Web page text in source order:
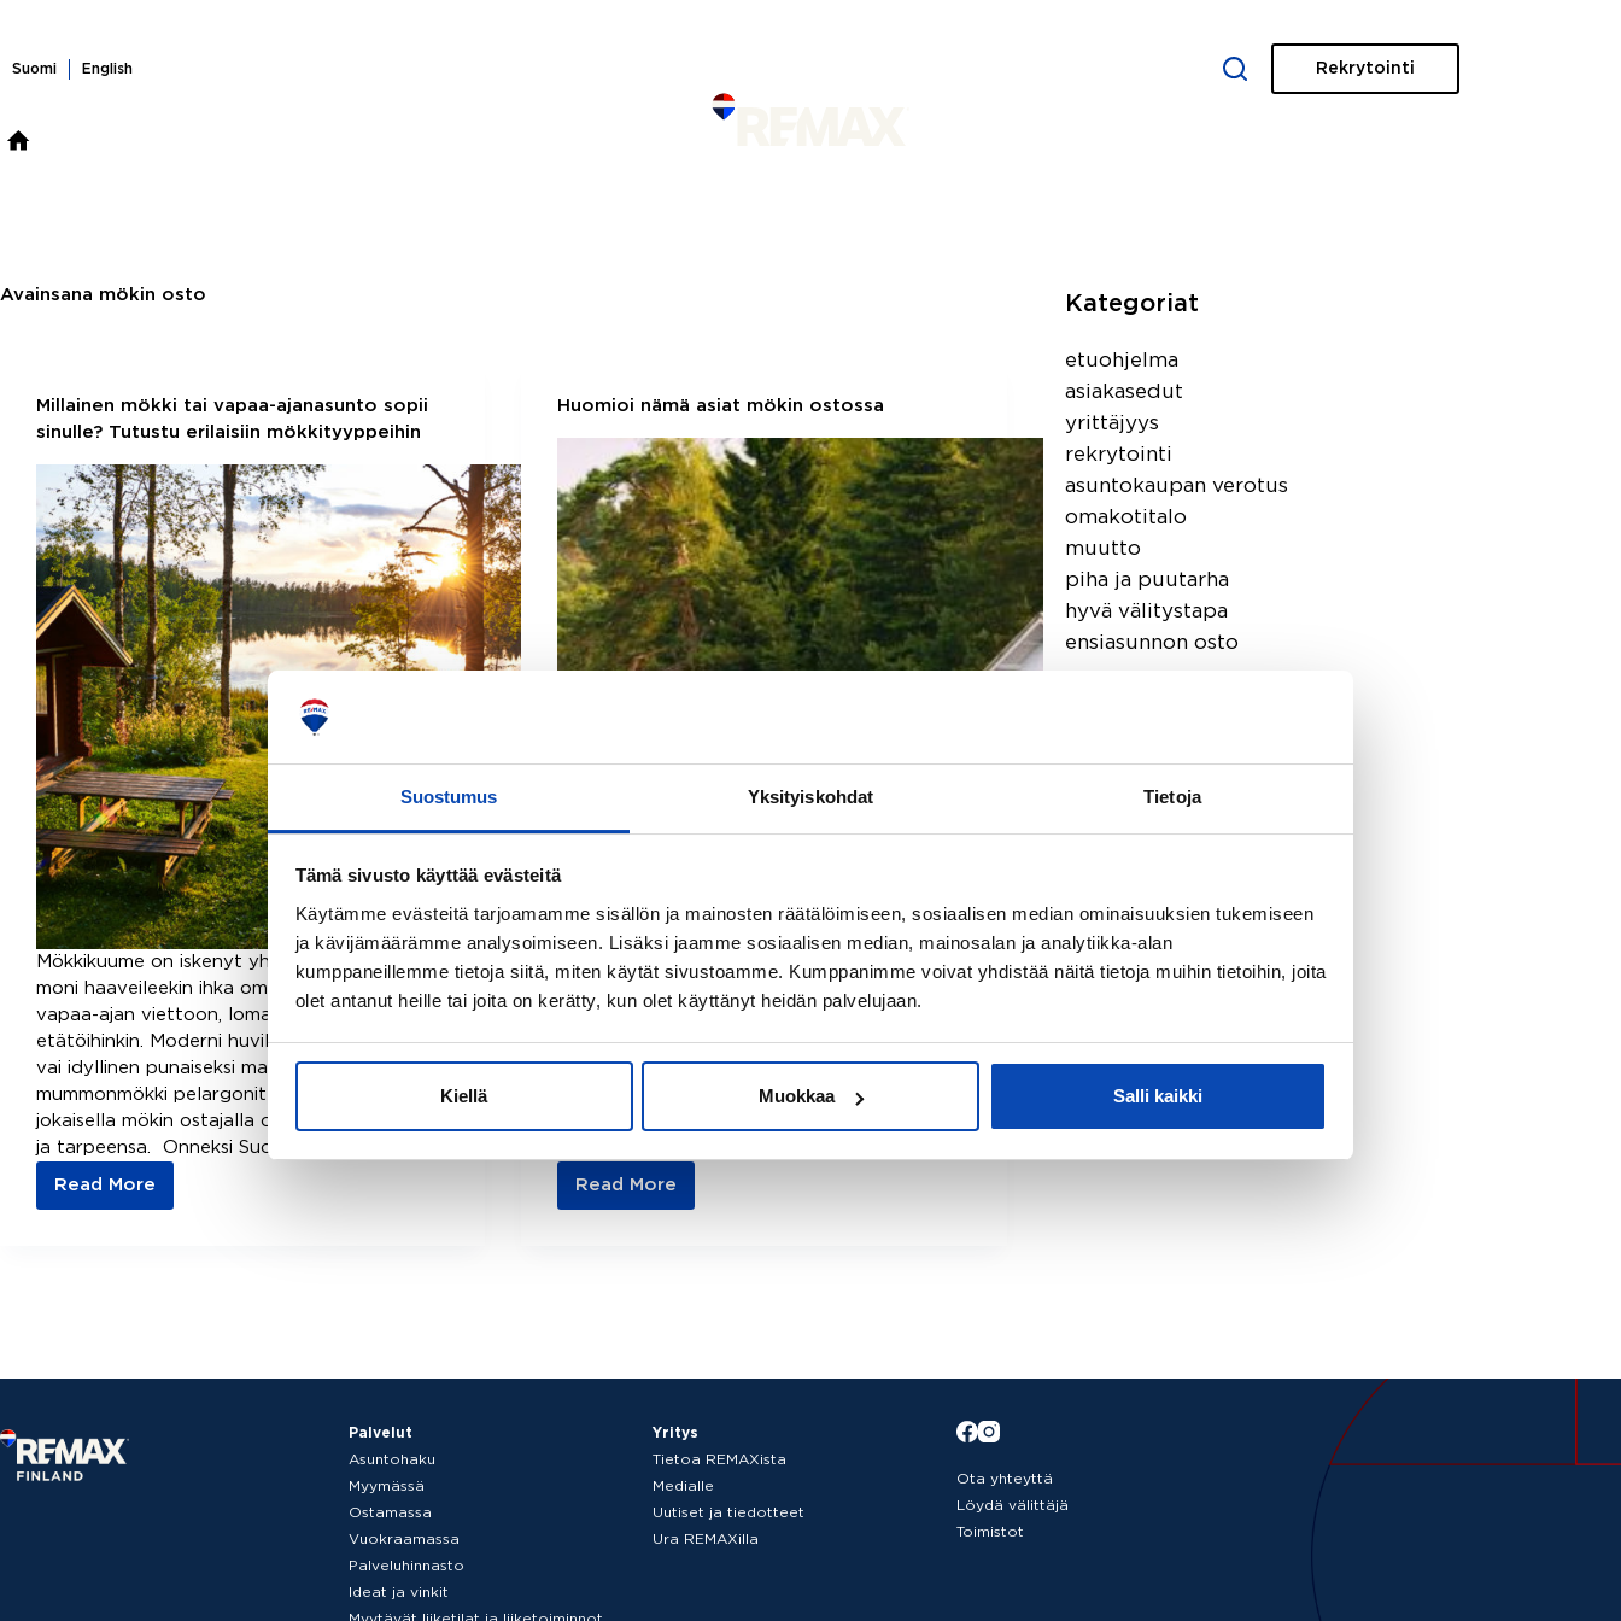
Suostumus Yksityiskohdat Tietoja
Tämä sivusto käyttää evästeitä
Käytämme evästeitä tarjoamamme sisällön ja mainosten räätälöimiseen, sosiaalisen median ominaisuuksien tukemiseen
ja kävijämäärämme analysoimiseen. Lisäksi jaamme sosiaalisen median, mainosalan ja analytiikka-alan
kumppaneillemme tietoja siitä, miten käytät sivustoamme. Kumppanimme voivat yhdistää näitä tietoja muihin tietoihin, joita
olet antanut heille tai joita on kerätty, kun olet käyttänyt heidän palvelujaan.
Kiellä Muokkaa Salli kaikki
content
Suomi English Rekrytointi
Avainsana mökin osto
Millainen mökki tai vapaa-ajanasunto sopii
sinulle? Tutustu erilaisiin mökkityyppeihin
Mökkikuume on iskenyt yhä useampaan ja nyt
moni haaveileekin ihka omasta paikasta
vapaa-ajan viettoon, lomailuun ja ehkä
etätöihinkin. Moderni huvila meren rannalla
vai idyllinen punaiseksi maalattu
mummonmökki pelargonit ikkunalaudalla –
jokaisella mökin ostajalla on omat haaveensa
ja tarpeensa. Onneksi Suomen…
Read More
Tutustu
mökkityyppeihin
Huomioi nämä asiat mökin ostossa
Oman mökin ostaminen on monelle unelmien
täyttymys. Tässä tekstissä käymme läpi, mitä
vältyt ikäviltä yllätyksiltä. Tarvittaessa saat
apua myös ammattitaitoiselta
kiinteistönvälittäjältä, joka varmistaa, että
pääset nauttimaan elämästä mökin
Read More
Kategoriat
etuohjelma
asiakasedut
yrittäjyys
rekrytointi
asuntokaupan verotus
omakotitalo
muutto
piha ja puutarha
hyvä välitystapa
ensiasunnon osto
Palvelut
Asuntohaku
Myymässä
Ostamassa
Vuokraamassa
Palveluhinnasto
Ideat ja vinkit
Yritys
Tietoa REMAXista
Medialle
Uutiset ja tiedotteet
Ura REMAXilla
Ota yhteyttä
Löydä välittäjä
Toimistot